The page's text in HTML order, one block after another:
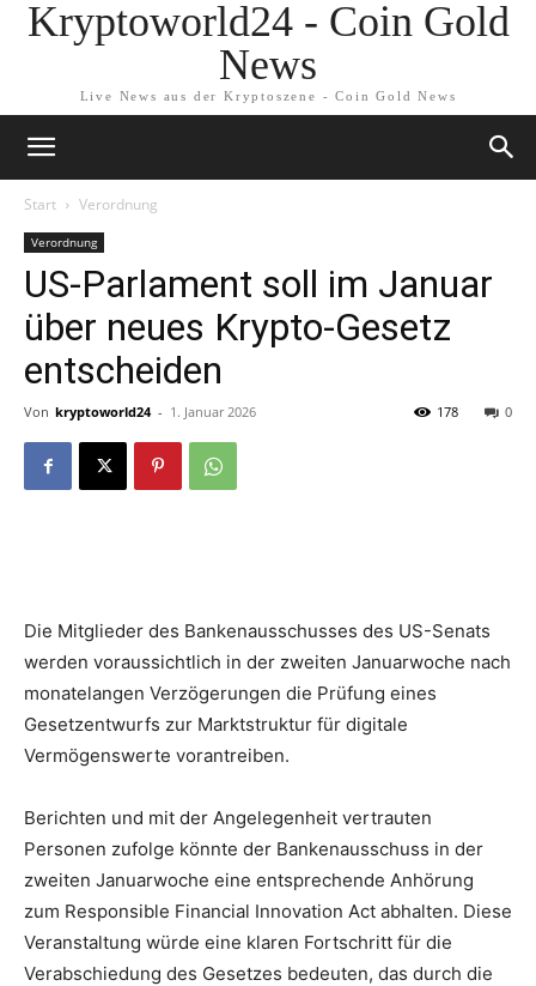
Kryptoworld24 - Coin Gold
News
Live News aus der Kryptoszene - Coin Gold News
Start Verordnung
Verordnung
US-Parlament soll im Januar
über neues Krypto-Gesetz
entscheiden
Von kryptoworld24 - 1. Januar 2026 0
178
Die Mitglieder des Bankenausschusses des US-Senats
werden voraussichtlich in der zweiten Januarwoche nach
monatelangen Verzögerungen die Prüfung eines
Gesetzentwurfs zur Marktstruktur für digitale
Vermögenswerte vorantreiben.
Berichten und mit der Angelegenheit vertrauten
Personen zufolge könnte der Bankenausschuss in der
zweiten Januarwoche eine entsprechende Anhörung
zum Responsible Financial Innovation Act abhalten. Diese
Veranstaltung würde eine klaren Fortschritt für die
Verabschiedung des Gesetzes bedeuten, das durch die